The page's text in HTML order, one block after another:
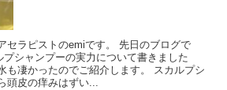
セラピストのemiです。 先日のブログで
シャンプーの実力について書きました
も凄かったのでご紹介します。 スカルプシ
頭皮の痒みはずい...